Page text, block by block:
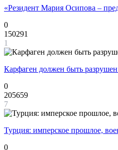
«Резидент Мария Осипова –
0
150291
1
Карфаген должен быть
0
205659
7
Турция: имперское прошлое,
0